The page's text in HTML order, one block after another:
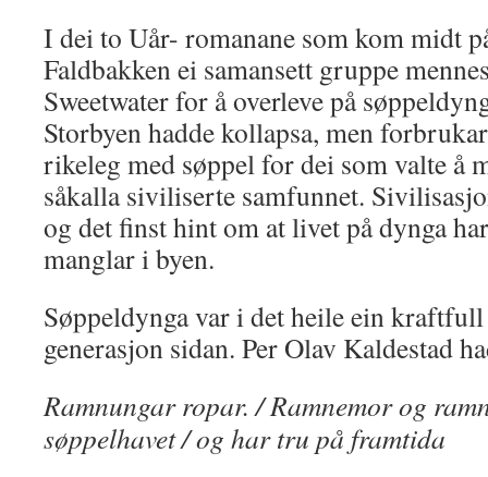
I dei to Uår- romanane som kom midt
Faldbakken ei samansett gruppe
Sweetwater for å overleve på
Storbyen hadde kollapsa, men
rikeleg med søppel for dei som valte å
såkalla siviliserte samfunnet.
og det finst hint om at livet på dynga
manglar i byen.
Søppeldynga var i det heile ein
generasjon sidan. Per Olav Kaldestad
Ramnungar ropar. / Ramnemor og
søppelhavet / og har tru på framtida